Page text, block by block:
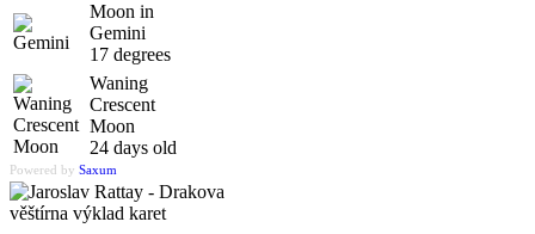
Moon in
Gemini
17 degrees
Waning
Crescent
Moon
24 days old
Powered by Saxum